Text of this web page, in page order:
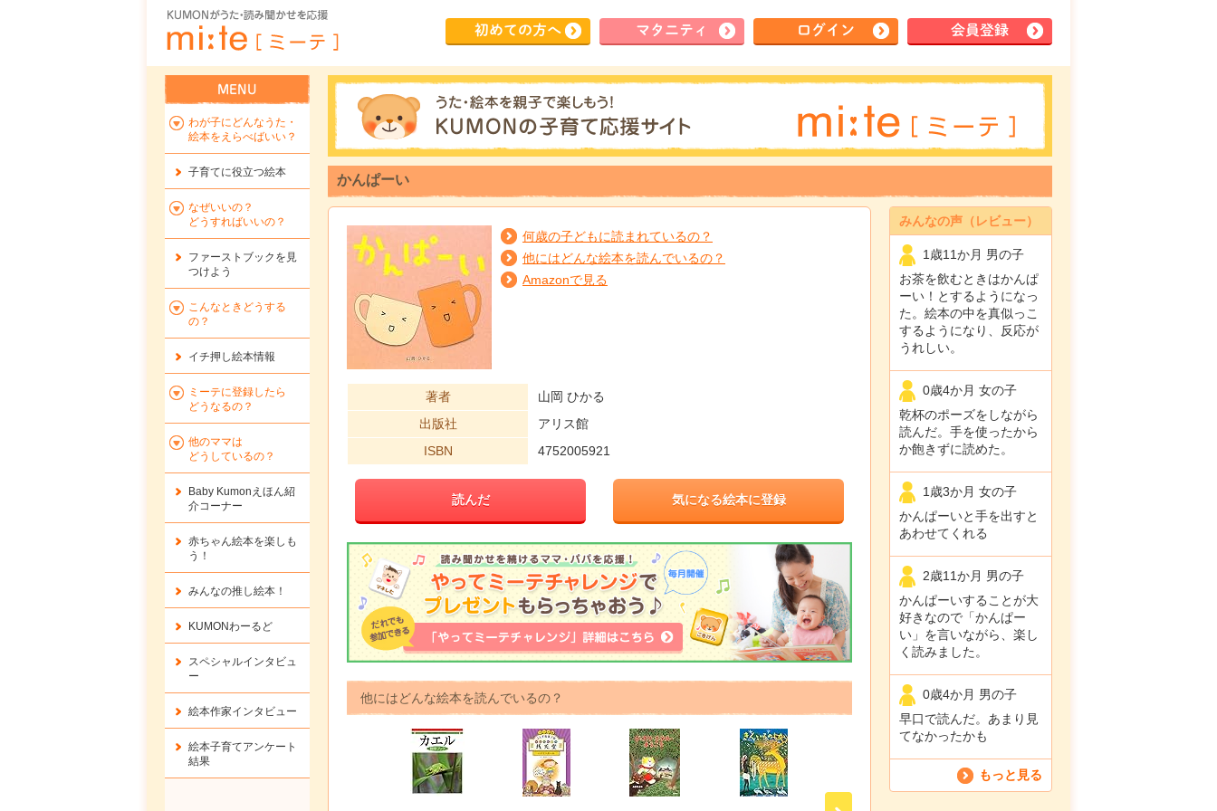
初めての方へ マタ ニティ ログイン 会員登録
かんぱーい
みんなの声（レビュー）
1歳11か月 男の子
お茶を飲むときはかんぱ
ーい！とするようになっ
た。絵本の中を真似っこ
するようになり、反応が
うれしい。
0歳4か月 女の子
乾杯のポーズをしながら
読んだ。手を使ったから
か飽きずに読めた。
1歳3か月 女の子
かんぱーいと手を出すと
あわせてくれる
2歳11か月 男の子
かんぱーいすることが大
好きなので「かんぱー
い」を言いながら、楽し
く読みました。
0歳4か月 男の子
早口で読んだ。あまり見
てなかったかも
もっと見る
何歳の子どもに読まれているの？
他にはどんな絵本を読んでいるの？
Amazonで見る
著者
山岡 ひかる
出版社
アリス館
ISBN
4752005921
読んだ 気になる絵本に登録
他にはどんな絵本を読んでいるの？
わが子にどんなうた・
絵本をえらべばいい？
子育てに役立つ絵本
なぜいいの？
どうすればいいの？
ファーストブックを 見
つけよう
こんなときどうする
の？
イチ押し絵本情報
ミーテに登録したら
どうなるの？
他のママは
どうしているの？
Baby Kumonえほん紹
介コーナー
赤ちゃん絵本を楽しも
う！
みんなの推し絵本！
KUMONわーるど
スペシャルインタビュ
ー
絵本作家インタビュー
絵本子育てアンケート
結果